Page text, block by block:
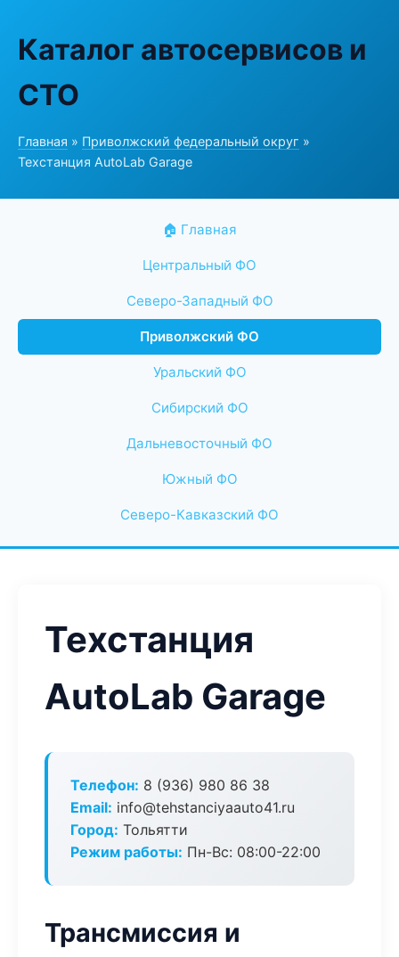
Каталог автосервисов и
СТО
Главная » Приволжский федеральный округ »
Техстанция AutoLab Garage
🏠 Главная
Центральный ФО
Северо-Западный ФО
Приволжский ФО
Уральский ФО
Сибирский ФО
Дальневосточный ФО
Южный ФО
Северо-Кавказский ФО
Техстанция
AutoLab Garage
Телефон: 8 (936) 980 86 38
Email: info@tehstanciyaauto41.ru
Город: Тольятти
Режим работы: Пн-Вс: 08:00-22:00
Трансмиссия и